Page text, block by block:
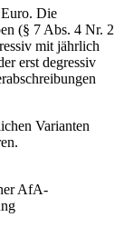
Die
(§ 7 Abs. 4 Nr. 2
mit jährlich
erst degressiv
Varianten
AfA-